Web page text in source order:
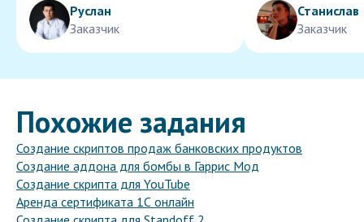
Руслан
Заказчик
Станислав
Заказчик
Похожие задания
Создание скриптов продаж банковских продуктов
Создание аддона для бомбы в Гаррис Мод
Создание скрипта для YouTube
Аренда сертификата 1С онлайн